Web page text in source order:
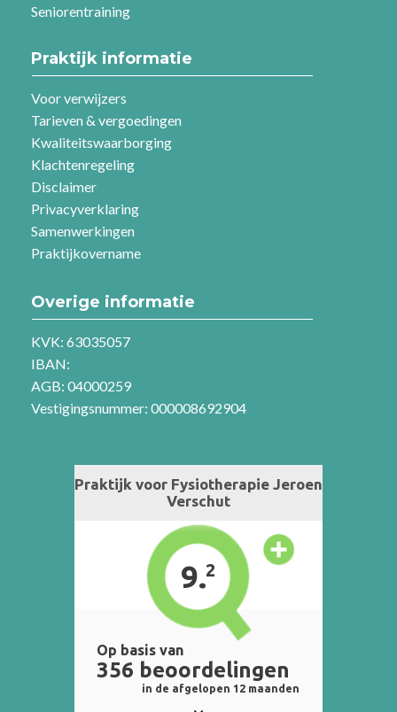
Seniorentraining
Praktijk informatie
Voor verwijzers
Tarieven & vergoedingen
Kwaliteitswaarborging
Klachtenregeling
Disclaimer
Privacyverklaring
Samenwerkingen
Praktijkovername
Overige informatie
KVK: 63035057
IBAN:
AGB: 04000259
Vestigingsnummer: 000008692904